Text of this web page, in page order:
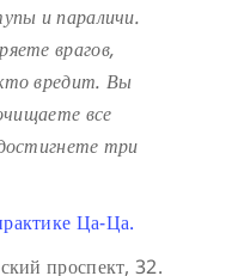
и параличи.
врагов,
вредит. Вы
все
три
Ца-Ца.
проспект, 32.